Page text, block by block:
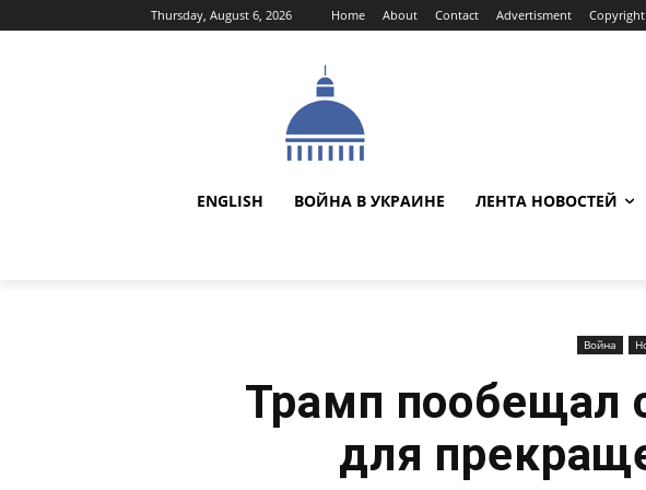
Thursday, August 6, 2026 Home About Contact Advertisment
ENGLISH ВОЙНА В УКРАИНЕ ЛЕНТА НОВОСТЕЙ
Война
Трамп пообещал
для